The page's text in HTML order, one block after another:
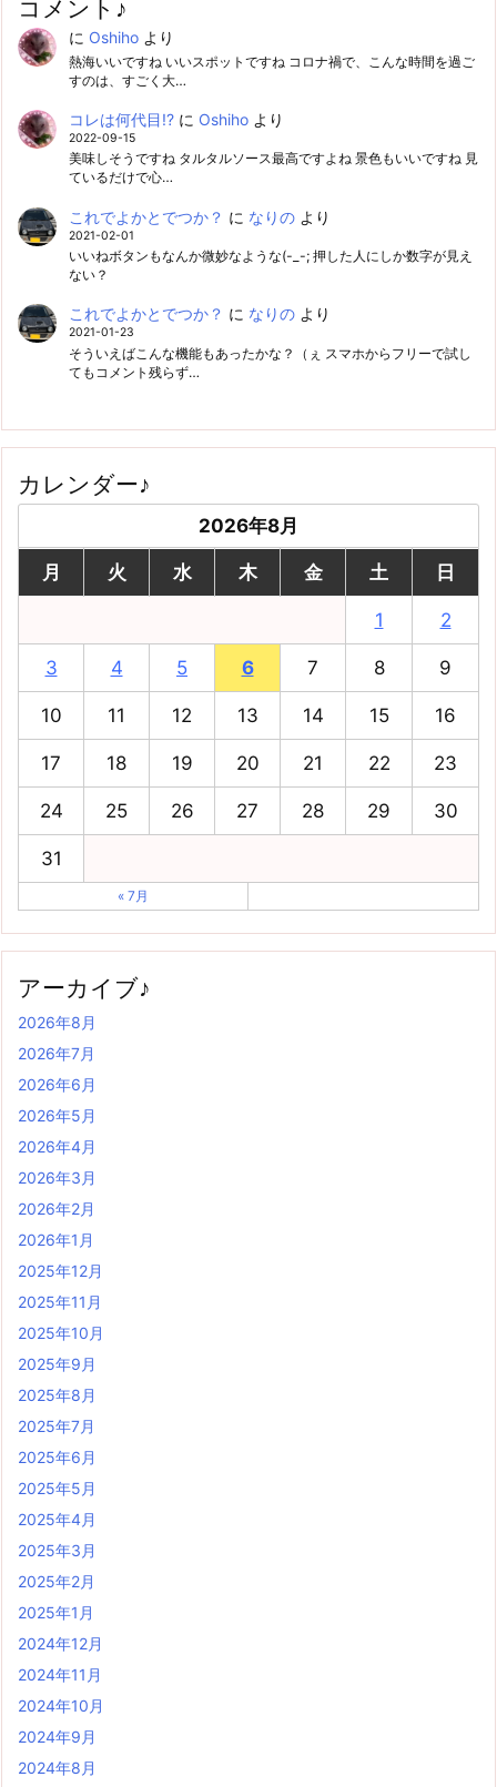
コメント♪
に Oshihoより
熱海いいですね いいスポットですね コロナ禍で、こんな時間を過ご
すのは、すごく大…
コレは何代目!?に Oshihoより
2022-09-15
美味しそうですね タルタルソース最高ですよね 景色もいいですね 見
ているだけで心…
これでよかとでつか？ に なりのより
2021-02-01
いいねボタンもなんか微妙なような(-_-; 押した人にしか数字が見え
ない？
これでよかとでつか？ に なりのより
2021-01-23
そういえばこんな機能もあったかな？（ぇ スマホからフリーで試し
てもコメント残らず…
カレンダー♪
2026年8月
月 火 水 木 金 土 日
1 2
3 4 5 6 7 8 9
10 11 12 13 14 15 16
17 18 19 20 21 22 23
24 25 26 27 28 29 30
31
« 7月
アーカイブ♪
2026年8月
2026年7月
2026年6月
2026年5月
2026年4月
2026年3月
2026年2月
2026年1月
2025年12月
2025年11月
2025年10月
2025年9月
2025年8月
2025年7月
2025年6月
2025年5月
2025年4月
2025年3月
2025年2月
2025年1月
2024年12月
2024年11月
2024年10月
2024年9月
2024年8月